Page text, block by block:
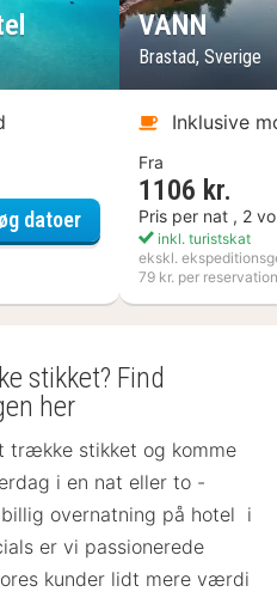
datoerKosta Boda Art Hotel
VANN
Brastad, Sverige
Inklusive
Fra
1106 kr.
Pris per nat , 2
inkl. turistskat
ekskl.
79 kr. per reservation
stikket? Find
her
trække stikket og komme
i en nat eller to -
overnatning på hotel i
er vi passionerede
kunder lidt mere værdi